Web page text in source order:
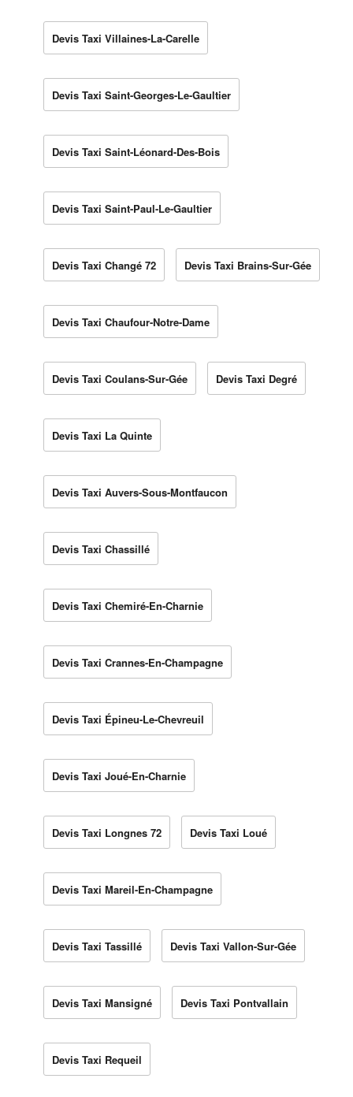
Devis Taxi Villaines-La-Carelle
Devis Taxi Saint-Georges-Le-Gaultier
Devis Taxi Saint-Léonard-Des-Bois
Devis Taxi Saint-Paul-Le-Gaultier
Devis Taxi Changé 72 Devis Taxi Brains-Sur-Gée
Devis Taxi Chaufour-Notre-Dame
Devis Taxi Coulans-Sur-Gée Devis Taxi Degré
Devis Taxi La Quinte
Devis Taxi Auvers-Sous-Montfaucon
Devis Taxi Chassillé
Devis Taxi Chemiré-En-Charnie
Devis Taxi Crannes-En-Champagne
Devis Taxi Épineu-Le-Chevreuil
Devis Taxi Joué-En-Charnie
Devis Taxi Longnes 72 Devis Taxi Loué
Devis Taxi Mareil-En-Champagne
Devis Taxi Tassillé Devis Taxi Vallon-Sur-Gée
Devis Taxi Mansigné Devis Taxi Pontvallain
Devis Taxi Requeil